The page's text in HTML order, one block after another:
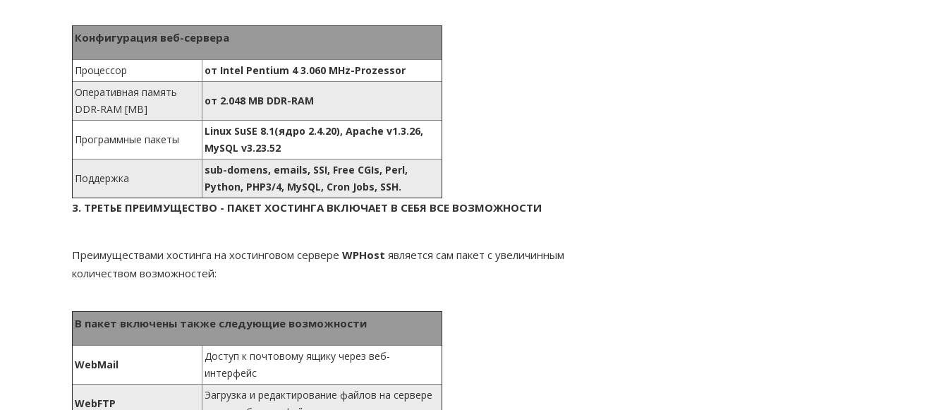
Конфигурация веб-сервера
Процессор
от Intel Pentium 4 3.060 MHz-Prozessor
Оперативная память
DDR-RAM [MB]
от 2.048 MB DDR-RAM
Программные пакеты
Linux SuSE 8.1(ядро 2.4.20), Apache v1.3.26,
MySQL v3.23.52
Поддержка
sub-domens, emails, SSI, Free CGIs, Perl,
Python, PHP3/4, MySQL, Cron Jobs, SSH.
3. ТРЕТЬЕ ПРЕИМУЩЕСТВО - ПАКЕТ ХОСТИНГА ВКЛЮЧАЕТ В СЕБЯ ВСЕ ВОЗМОЖНОСТИ
Преимуществами хостинга на хостинговом сервере WPHost является сам пакет с увеличинным
количеством возможностей:
В пакет включены также следующие возможности
WebMail
Доступ к почтовому ящику через веб-
интерфейс
WebFTP
Эагрузка и редактирование файлов на сервере